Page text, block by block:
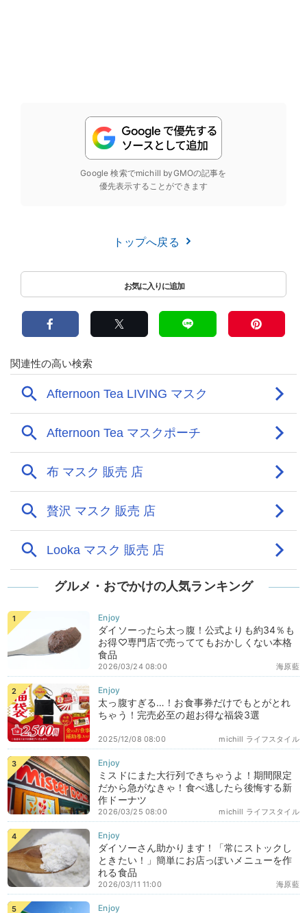
Google 検索でmichill byGMOの記事を
優先表示することができます
トップへ戻る
グルメ・おでかけの人気ランキング
ダイソーったら太っ腹！公式よりも約34％も
お得♡専門店で売っててもおかしくない本格
食品
海原藍
2026/03/24 08:00
太っ腹すぎる…！お食事券だけでもとがとれ
ちゃう！完売必至の超お得な福袋3選
michill ライフスタイル
2025/12/08 08:00
ミスドにまた大行列できちゃうよ！期間限定
だから急がなきゃ！食べ逃したら後悔する新
作ドーナツ
michill ライフスタイル
2026/03/25 08:00
ダイソーさん助かります！「常にストックし
ときたい！」簡単にお店っぽいメニューを作
れる食品
海原藍
2026/03/11 11:00